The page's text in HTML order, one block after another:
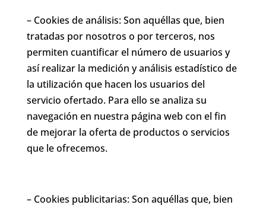
– Cookies de análisis: Son aquéllas que, bien
tratadas por nosotros o por terceros, nos
permiten cuantificar el número de usuarios y
así realizar la medición y análisis estadístico de
la utilización que hacen los usuarios del
servicio ofertado. Para ello se analiza su
navegación en nuestra página web con el fin
de mejorar la oferta de productos o servicios
que le ofrecemos.
– Cookies publicitarias: Son aquéllas que, bien